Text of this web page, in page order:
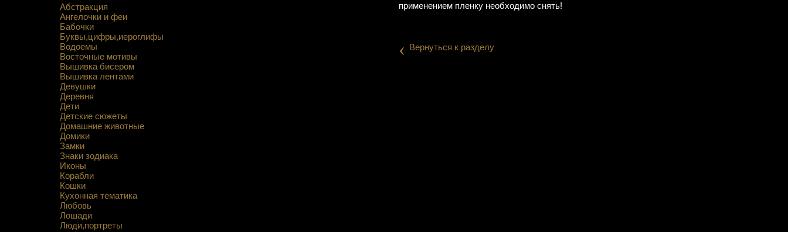
Абстракция
Ангелочки и феи
Бабочки
Буквы,цифры,иероглифы
Водоемы
Восточные мотивы
Вышивка бисером
Вышивка лентами
Девушки
Деревня
Дети
Детские сюжеты
Домашние животные
Домики
Замки
Знаки зодиака
Иконы
Корабли
Кошки
Кухонная тематика
Любовь
Лошади
Люди,портреты
применением пленку необходимо снять!
‹ Вернуться к разделу